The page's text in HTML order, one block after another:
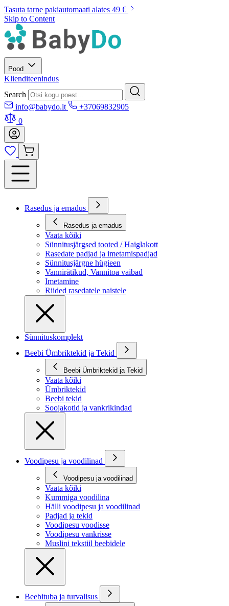
Tasuta tarne pakiautomaati alates 49 €
Skip to Content
Pood
Klienditeenindus
Search
info@babydo.lt
+37069832905
0
Rasedus ja emadus
Rasedus ja emadus
Vaata kõiki
Sünnitusjärgsed tooted / Haiglakott
Rasedate padjad ja imetamispadjad
Sünnitusjärgne hügieen
Vannirätikud, Vannitoa vaibad
Imetamine
Riided rasedatele naistele
Sünnituskomplekt
Beebi Ümbriktekid ja Tekid
Beebi Ümbriktekid ja Tekid
Vaata kõiki
Ümbriktekid
Beebi tekid
Soojakotid ja vankrikindad
Voodipesu ja voodilinad
Voodipesu ja voodilinad
Vaata kõiki
Kummiga voodilina
Hälli voodipesu ja voodilinad
Padjad ja tekid
Voodipesu voodisse
Voodipesu vankrisse
Muslini tekstiil beebidele
Beebituba ja turvalisus